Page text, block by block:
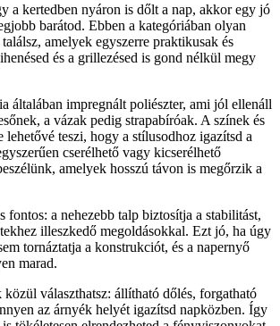
a kertedben nyáron is dőlt a nap, akkor egy jó
barátod. Ebben a kategóriában olyan
amelyek egyszerre praktikusak és
és a grillezésed is gond nélkül megy
általában impregnált poliészter, ami jól ellenáll
a vázak pedig strapabíróak. A színek és
lehetővé teszi, hogy a stílusodhoz igazítsd a
cserélhető vagy kicserélhető
amelyek hosszú távon is megőrzik a
fontos: a nehezebb talp biztosítja a stabilitást,
illeszkedő megoldásokkal. Ezt jó, ha úgy
tornáztatja a konstrukciót, és a napernyő
marad.
választhatsz: állítható dőlés, forgatható
az árnyék helyét igazítsd napközben. Így